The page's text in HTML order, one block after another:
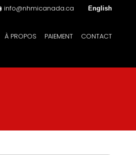
info@nhmicanada.ca
À PROPOS PAIEMENT CONTACT